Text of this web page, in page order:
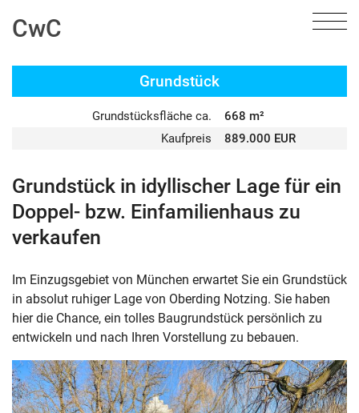
CwC
Grundstück in idyllischer Lage für ein
Doppel- bzw. Einfamilienhaus zu
verkaufen
Im Einzugsgebiet von München erwartet Sie ein Grundstück
in absolut ruhiger Lage von Oberding Notzing. Sie haben
hier die Chance, ein tolles Baugrundstück persönlich zu
entwickeln und nach Ihren Vorstellung zu bebauen.
Grundstück
Grundstücksfläche ca.
668 m²
Kaufpreis
889.000 EUR